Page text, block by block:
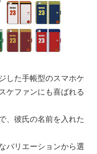
した手帳型のスマホケ
ケファンにも喜ばれる
、彼氏の名前を入れた
バリエーションから選